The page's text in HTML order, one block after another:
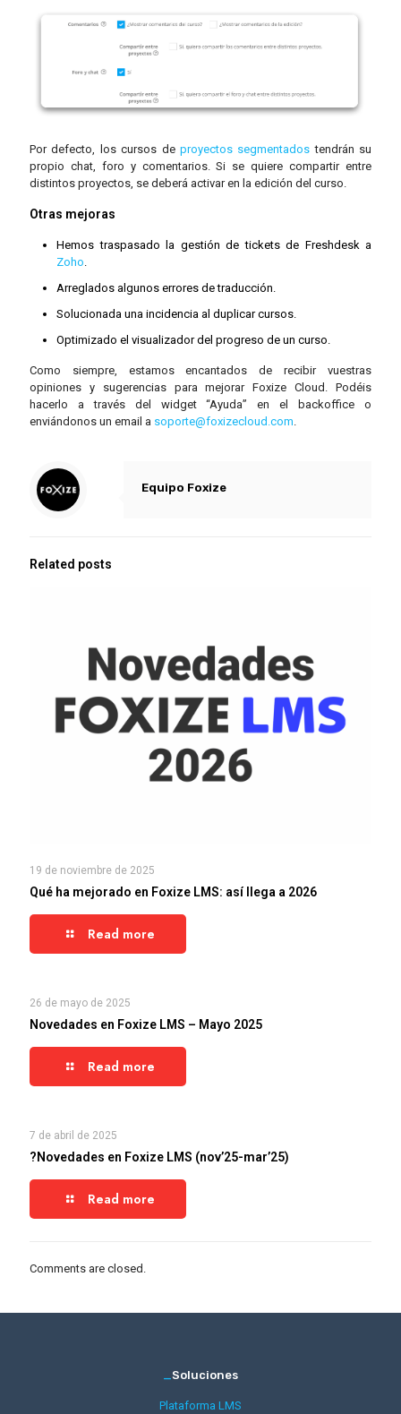
Por defecto, los cursos de proyectos segmentados tendrán su
propio chat, foro y comentarios. Si se quiere compartir entre
distintos proyectos, se deberá activar en la edición del curso.
Otras mejoras
Hemos traspasado la gestión de tickets de Freshdesk a
Zoho.
Arreglados algunos errores de traducción.
Solucionada una incidencia al duplicar cursos.
Optimizado el visualizador del progreso de un curso.
Como siempre, estamos encantados de recibir vuestras
opiniones y sugerencias para mejorar Foxize Cloud. Podéis
hacerlo a través del widget “Ayuda” en el backoffice o
enviándonos un email a soporte@foxizecloud.com.
Equipo Foxize
Related posts
19 de noviembre de 2025
Qué ha mejorado en Foxize LMS: así llega a 2026
Read more
26 de mayo de 2025
Novedades en Foxize LMS – Mayo 2025
Read more
7 de abril de 2025
?Novedades en Foxize LMS (nov’25-mar’25)
Read more
Comments are closed.
_Soluciones
Plataforma LMS